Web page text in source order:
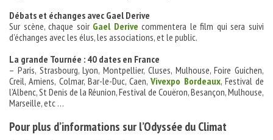
Débats et échanges avec Gael Derive
Sur scène, chaque soir Gael Derive commentera le film qui sera suivi
d’échanges avec les élus, les associations, et le public.
La grande Tournée : 40 dates en France
– Paris, Strasbourg, Lyon, Montpellier, Cluses, Mulhouse, Foire Guichen,
Creil, Amiens, Colmar, Bar-le-Duc, Caen,Vivexpo Bordeaux, Festival de
l’Albenc, St Denis de la Réunion, Festival de Couëron, Besançon, Mulhouse,
Marseille, etc …
Pour plus d’informations sur l’Odyssée du Climat